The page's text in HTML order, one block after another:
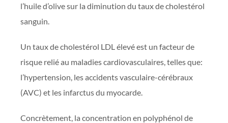
l’huile d’olive sur la diminution du taux de cholestérol
sanguin.
Un taux de cholestérol LDL élevé est un facteur de
risque relié au maladies cardiovasculaires, telles que:
l’hypertension, les accidents vasculaire-cérébraux
(AVC) et les infarctus du myocarde.
Concrètement, la concentration en polyphénol de